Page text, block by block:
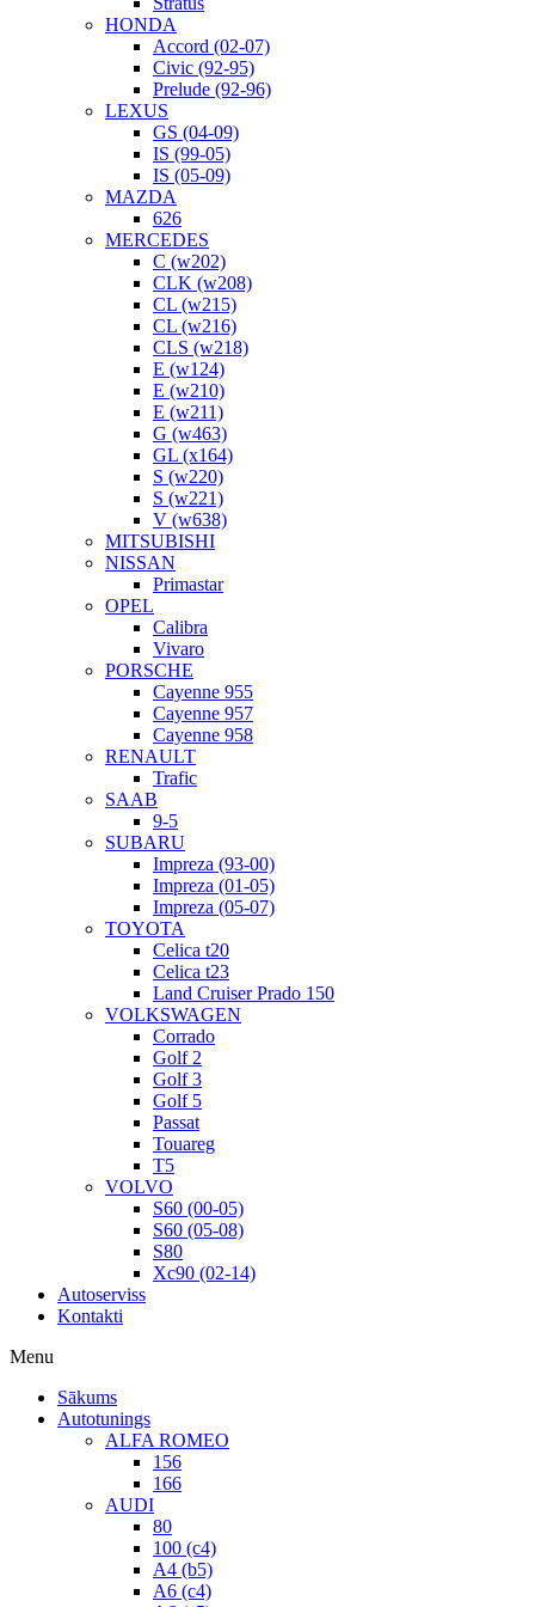
HONDA
Accord (02-07)
Civic (92-95)
Prelude (92-96)
LEXUS
GS (04-09)
IS (99-05)
IS (05-09)
MAZDA
626
MERCEDES
C (w202)
CLK (w208)
CL (w215)
CL (w216)
CLS (w218)
E (w124)
E (w210)
E (w211)
G (w463)
GL (x164)
S (w220)
S (w221)
V (w638)
MITSUBISHI
NISSAN
Primastar
OPEL
Calibra
Vivaro
PORSCHE
Cayenne 955
Cayenne 957
Cayenne 958
RENAULT
Trafic
SAAB
9-5
SUBARU
Impreza (93-00)
Impreza (01-05)
Impreza (05-07)
TOYOTA
Celica t20
Celica t23
Land Cruiser Prado 150
VOLKSWAGEN
Corrado
Golf 2
Golf 3
Golf 5
Passat
Touareg
T5
VOLVO
S60 (00-05)
S60 (05-08)
S80
Xc90 (02-14)
Autoserviss
Kontakti
Menu
Sākums
Autotunings
ALFA ROMEO
156
166
AUDI
80
100 (c4)
A4 (b5)
A6 (c4)